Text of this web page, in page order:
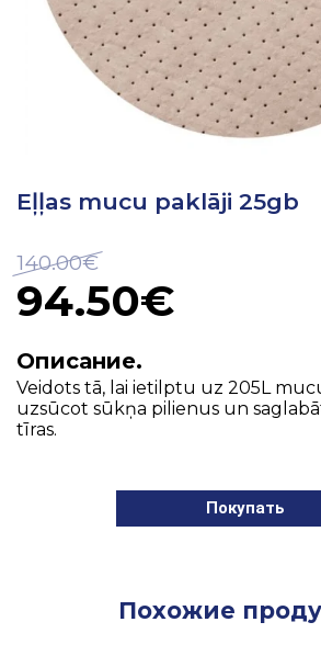
Eļļas mucu paklāji 25gb
140.00€
94.50€
Описание.
Veidots tā, lai ietilptu uz 205L
uzsūcot sūkņa pilienus un
tīras.
Покупать
Похожие